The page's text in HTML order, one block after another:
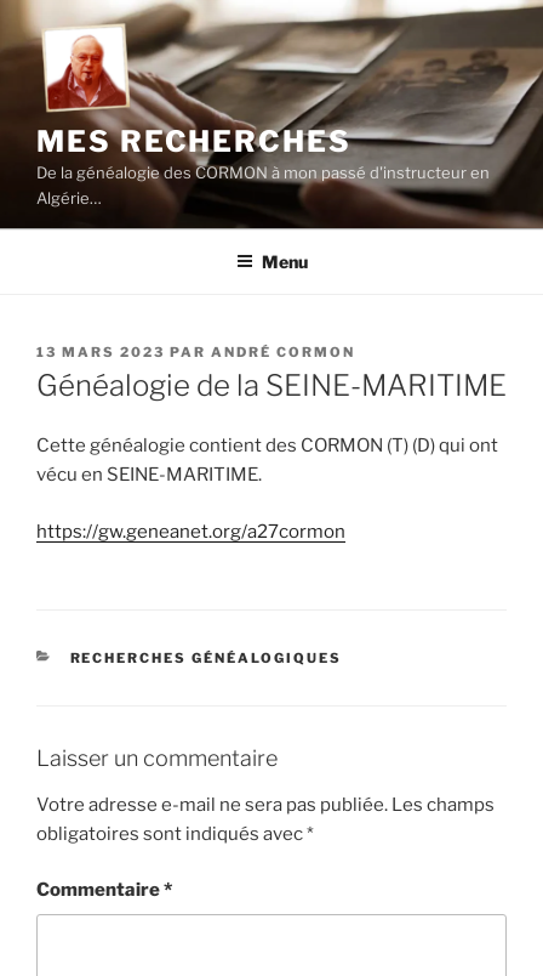
au
contenu
principal
MES RECHERCHES
De la généalogie des CORMON à mon passé d'instructeur en
Algérie…
Menu
PUBLIÉ
LE
13 MARS 2023 PAR ANDRÉ CORMON
Généalogie de la SEINE-MARITIME
Cette généalogie contient des CORMON (T) (D) qui ont
vécu en SEINE-MARITIME.
https://gw.geneanet.org/a27cormon
CATÉGORIES
RECHERCHES GÉNÉALOGIQUES
Laisser un commentaire
Votre adresse e-mail ne sera pas publiée. Les champs
obligatoires sont indiqués avec*
Commentaire*